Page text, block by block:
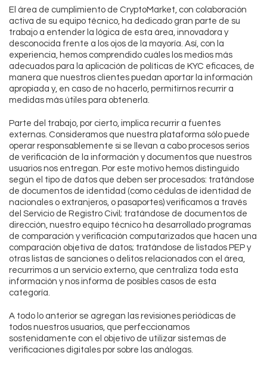
El área de cumplimiento de CryptoMarket, con colaboración
activa de su equipo técnico, ha dedicado gran parte de su
trabajo a entender la lógica de esta área, innovadora y
desconocida frente a los ojos de la mayoría. Así, con la
experiencia, hemos comprendido cuáles los medios más
adecuados para la aplicación de políticas de KYC eficaces, de
manera que nuestros clientes puedan aportar la información
apropiada y, en caso de no hacerlo, permitirnos recurrir a
medidas más útiles para obtenerla.
Parte del trabajo, por cierto, implica recurrir a fuentes
externas. Consideramos que nuestra plataforma sólo puede
operar responsablemente si se llevan a cabo procesos serios
de verificación de la información y documentos que nuestros
usuarios nos entregan. Por este motivo hemos distinguido
según el tipo de datos que deben ser procesados: tratándose
de documentos de identidad (como cédulas de identidad de
nacionales o extranjeros, o pasaportes) verificamos a través
del Servicio de Registro Civil; tratándose de documentos de
dirección, nuestro equipo técnico ha desarrollado programas
de comparación y verificación computarizados que hacen una
comparación objetiva de datos; tratándose de listados PEP y
otras listas de sanciones o delitos relacionados con el área,
recurrimos a un servicio externo, que centraliza toda esta
información y nos informa de posibles casos de esta
categoría.
A todo lo anterior se agregan las revisiones periódicas de
todos nuestros usuarios, que perfeccionamos
sostenidamente con el objetivo de utilizar sistemas de
verificaciones digitales por sobre las análogas.